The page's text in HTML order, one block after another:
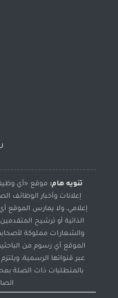
تنويه هام: موقع «أي
إعلانات وأخبار الوظائف
إعلامي، ولا يمارس
الذاتية أو ترشيح
والشعارات مملوكة
الموقع أي رسوم من
عبر قنواتها الرسمية،
بالمتطلبات ذات الصلة